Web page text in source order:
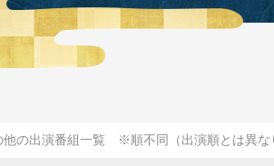
他の出演番組一覧 ※順不同（出演順とは異な